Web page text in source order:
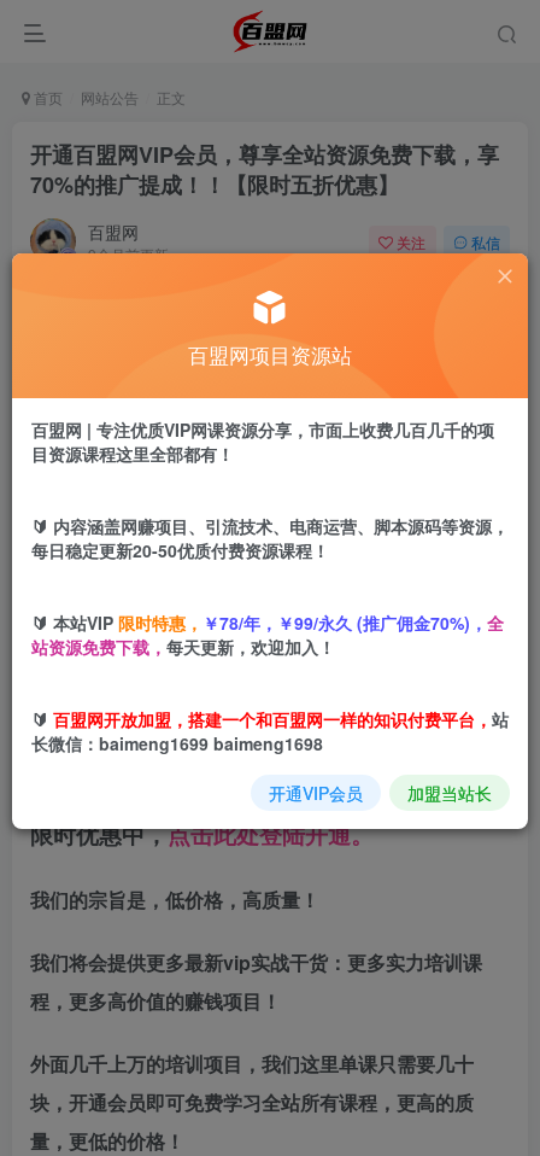
首页 网站公告 正文
开通百盟网VIP会员，尊享全站资源免费下载，享
70%的推广提成！！【限时五折优惠】
百盟网
9个月前更新
关注 私信
提供各类网络项目、课程及服
闷声赚大钱，轻松月赚1000，10000，
100000+，甚至更多
一.会员价格(限时5折)【即将上涨】
（年费会员佣金比例50%）
（永久会员佣金比例70%）
会员价格随站点及内容数量随时上涨，欲开从速！
限时优惠中，点击此处登陆开通。
我们的宗旨是，低价格，高质量！
我们将会提供更多最新vip实战干货：更多实力培训课
程，更多高价值的赚钱项目！
外面几千上万的培训项目，我们这里单课只需要几十
块，开通会员即可免费学习全站所有课程，更高的质
量，更低的价格！
百盟网项目资源站
百盟网 | 专注优质VIP网课资源分享，市面上收费几百几千的项
目资源课程这里全部都有！
🔰 内容涵盖网赚项目、引流技术、电商运营、脚本源码等资源，
每日稳定更新20-50优质付费资源课程！
🔰 本站VIP 限时特惠， ￥78/年，￥99/永久 (推广佣金70%)， 全
站资源免费下载， 每天更新，欢迎加入！
🔰 百盟网开放加盟，搭建一个和百盟网一样的知识付费平台， 站
长微信：baimeng1699 baimeng1698
开通VIP会员 加盟当站长